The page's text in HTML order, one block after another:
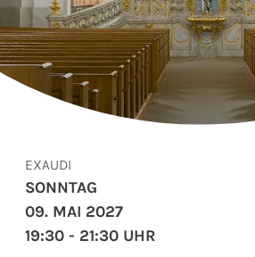
EXAUDI
SONNTAG
09. MAI 2027
19:30 - 21:30 UHR